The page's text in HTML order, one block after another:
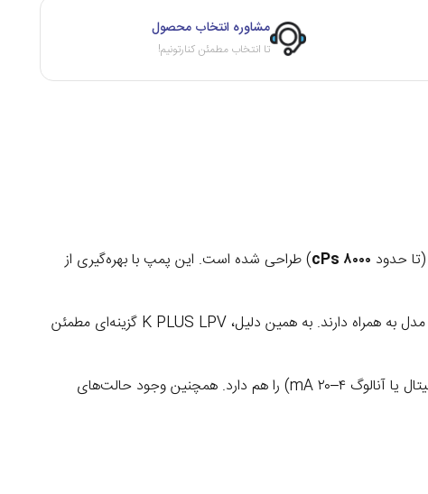
مشاوره انتخاب محصول
تا انتخاب مطمئن کنارتونیم!
۸۰۰۰ cPs
) طراحی شده است. این پمپ با بهره‌گیری از
طول‌عمر بالا و سازگاری شیمیایی گسترده‌ای را برای این مدل به همراه دارند. به همین دلیل، K PLUS LPV گزینه‌ای مطمئن
بر اساس سیگنال‌های ورودی (دیجیتال یا آنالوگ ۴–۲۰ mA) را هم دارد. همچنین وجود حالت‌های